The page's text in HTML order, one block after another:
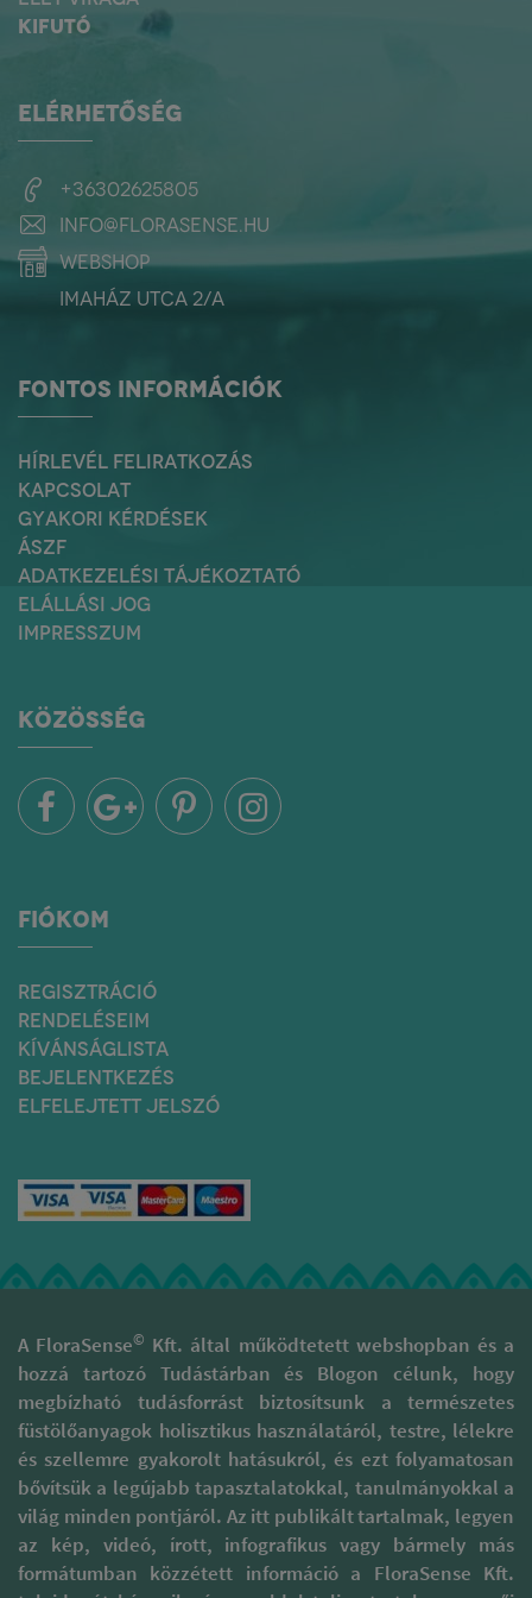
KIFUTÓ
ELÉRHETŐSÉG
+36302625805
info@florasense.hu
webshop
Imaház utca 2/a
FONTOS INFORMÁCIÓK
HÍRLEVÉL FELIRATKOZÁS
KAPCSOLAT
GYAKORI KÉRDÉSEK
ÁSZF
ADATKEZELÉSI TÁJÉKOZTATÓ
ELÁLLÁSI JOG
IMPRESSZUM
KÖZÖSSÉG
FIÓKOM
REGISZTRÁCIÓ
RENDELÉSEIM
KÍVÁNSÁGLISTA
BEJELENTKEZÉS
ELFELEJTETT JELSZÓ
A FloraSense© Kft. által működtetett webshopban és a
hozzá tartozó Tudástárban és Blogon célunk, hogy
megbízható tudásforrást biztosítsunk a természetes
füstölőanyagok holisztikus használatáról, testre, lélekre
és szellemre gyakorolt hatásukról, és ezt folyamatosan
bővítsük a legújabb tapasztalatokkal, tanulmányokkal a
világ minden pontjáról. Az itt publikált tartalmak, legyen
az kép, videó, írott, infografikus vagy bármely más
formátumban közzétett információ a FloraSense Kft.